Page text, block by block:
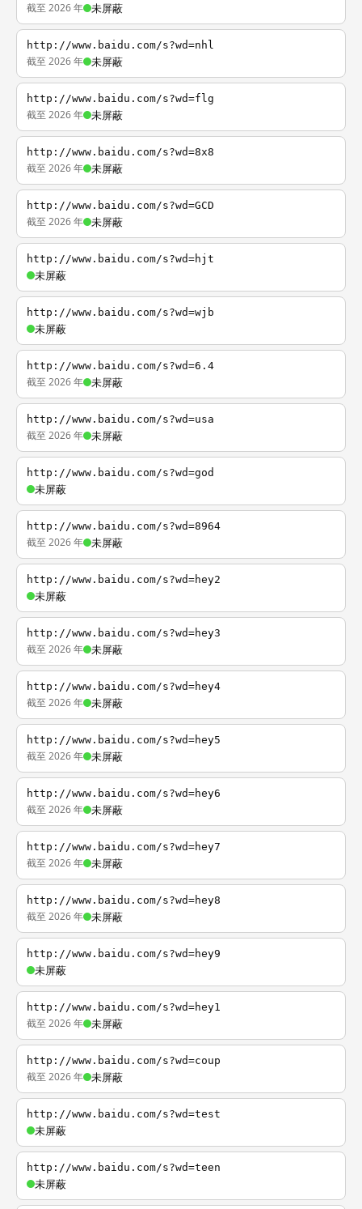
截至 2026 年 未屏蔽
http://www.baidu.com/s?wd=nhl
截至 2026 年 未屏蔽
http://www.baidu.com/s?wd=flg
截至 2026 年 未屏蔽
http://www.baidu.com/s?wd=8x8
截至 2026 年 未屏蔽
http://www.baidu.com/s?wd=GCD
截至 2026 年 未屏蔽
http://www.baidu.com/s?wd=hjt
未屏蔽
http://www.baidu.com/s?wd=wjb
未屏蔽
http://www.baidu.com/s?wd=6.4
截至 2026 年 未屏蔽
http://www.baidu.com/s?wd=usa
截至 2026 年 未屏蔽
http://www.baidu.com/s?wd=god
未屏蔽
http://www.baidu.com/s?wd=8964
截至 2026 年 未屏蔽
http://www.baidu.com/s?wd=hey2
未屏蔽
http://www.baidu.com/s?wd=hey3
截至 2026 年 未屏蔽
http://www.baidu.com/s?wd=hey4
截至 2026 年 未屏蔽
http://www.baidu.com/s?wd=hey5
截至 2026 年 未屏蔽
http://www.baidu.com/s?wd=hey6
截至 2026 年 未屏蔽
http://www.baidu.com/s?wd=hey7
截至 2026 年 未屏蔽
http://www.baidu.com/s?wd=hey8
截至 2026 年 未屏蔽
http://www.baidu.com/s?wd=hey9
未屏蔽
http://www.baidu.com/s?wd=hey1
截至 2026 年 未屏蔽
http://www.baidu.com/s?wd=coup
截至 2026 年 未屏蔽
http://www.baidu.com/s?wd=test
未屏蔽
http://www.baidu.com/s?wd=teen
未屏蔽